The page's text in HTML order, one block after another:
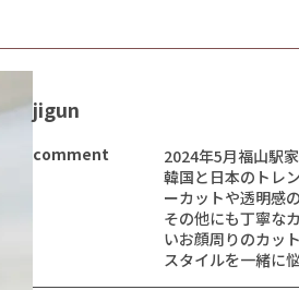
jigun
comment
2024年5月福山駅
韓国と日本のトレ
ーカットや透明感
その他にも丁寧な
いお顔周りのカッ
スタイルを一緒に